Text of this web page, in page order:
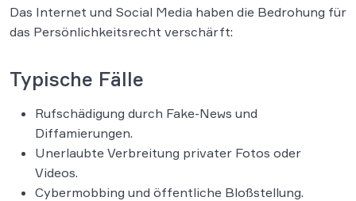
Das Internet und Social Media haben die Bedrohung für
das Persönlichkeitsrecht verschärft:
Typische Fälle
Rufschädigung durch Fake-News und
Diffamierungen.
Unerlaubte Verbreitung privater Fotos oder
Videos.
Cybermobbing und öffentliche Bloßstellung.